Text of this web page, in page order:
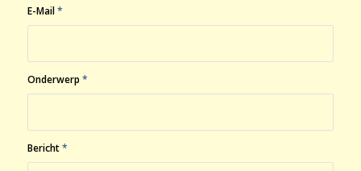
E-Mail*
Onderwerp *
Bericht*